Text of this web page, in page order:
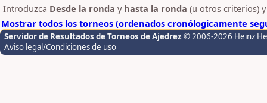
Introduzca Desde la ronda y hasta la ronda (u otros criterios)
Mostrar todos los torneos (ordenados cronólogicamente
Servidor de Resultados de Torneos de Ajedrez © 2006-2026 Heinz
Aviso legal/Condiciones de uso